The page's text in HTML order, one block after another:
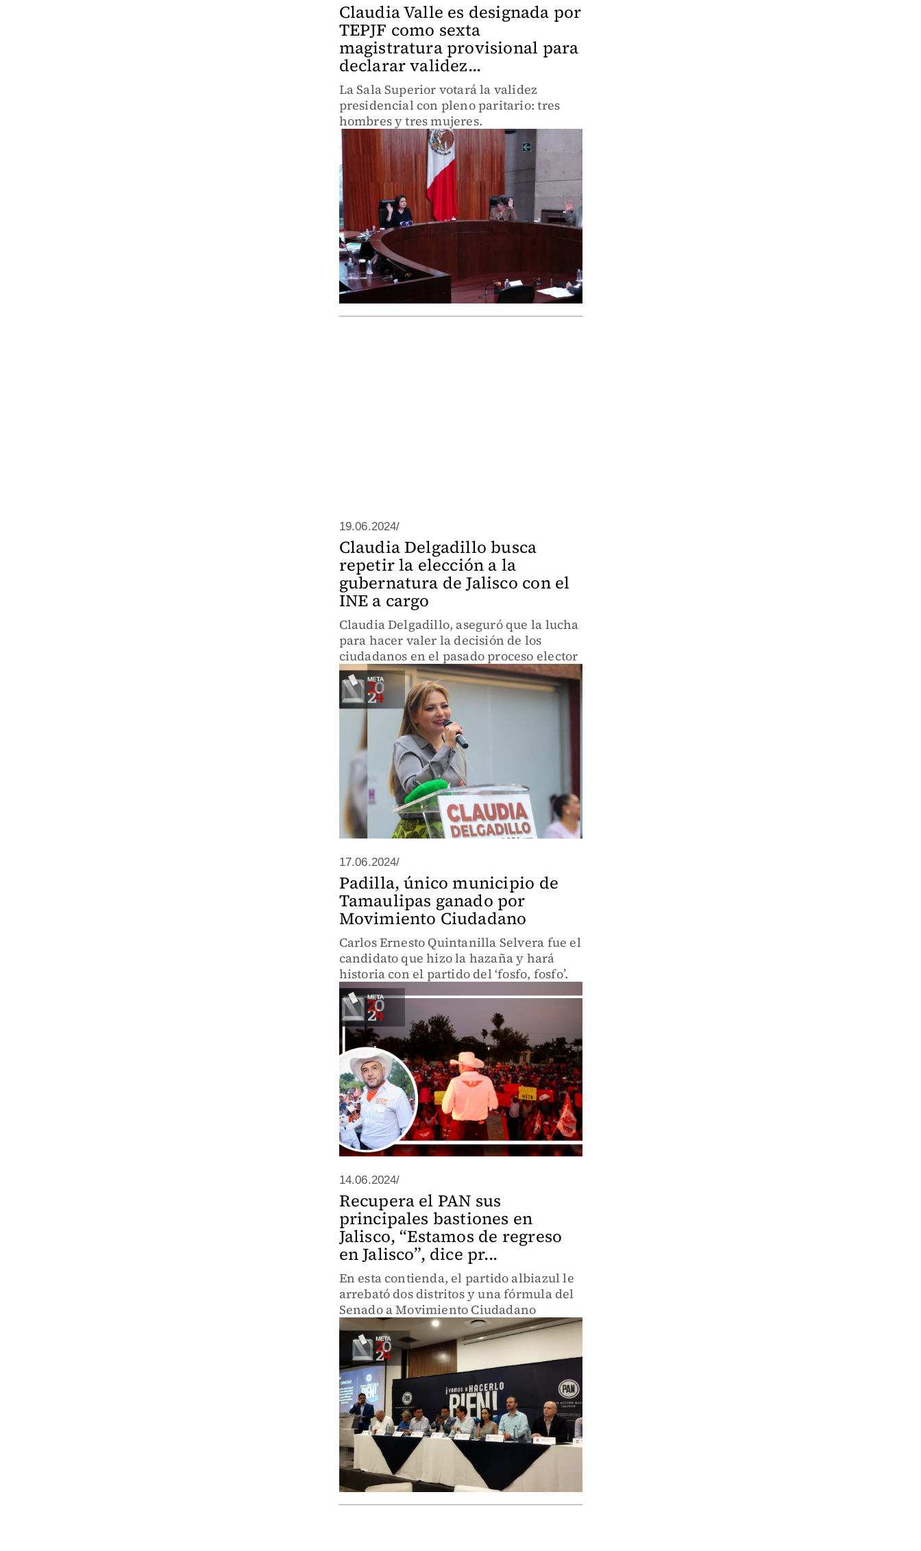
Claudia Valle es designada por
TEPJF como sexta
magistratura provisional para
declarar validez...
La Sala Superior votará la validez
presidencial con pleno paritario: tres
hombres y tres mujeres.
19.06.2024/
Claudia Delgadillo busca
repetir la elección a la
gubernatura de Jalisco con el
INE a cargo
Claudia Delgadillo, aseguró que la lucha
para hacer valer la decisión de los
ciudadanos en el pasado proceso elector
17.06.2024/
Padilla, único municipio de
Tamaulipas ganado por
Movimiento Ciudadano
Carlos Ernesto Quintanilla Selvera fue el
candidato que hizo la hazaña y hará
historia con el partido del ‘fosfo, fosfo’.
14.06.2024/
Recupera el PAN sus
principales bastiones en
Jalisco, “Estamos de regreso
en Jalisco”, dice pr...
En esta contienda, el partido albiazul le
arrebató dos distritos y una fórmula del
Senado a Movimiento Ciudadano